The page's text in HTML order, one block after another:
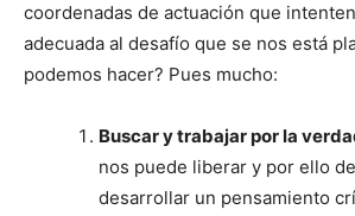
coordenadas de actuación que
adecuada al desafío que se nos está
podemos hacer? Pues mucho:
Buscar y trabajar por la
nos puede liberar y por ello
desarrollar un pensamiento